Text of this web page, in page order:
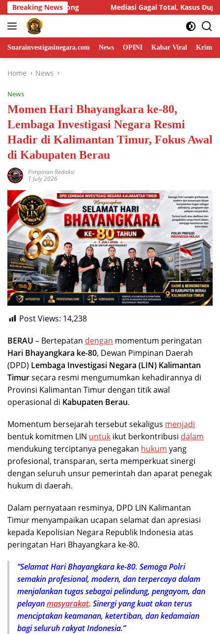
Skip
to
content
Breaking News
Gagal Total, Kasus Dugaan Penggelapan Honda HR-V Rp130
Suarainvestigasinegara.com News OPINI Kabar Viral
Home News
News
Momen Hari Bhayangkara ke-80,
Lembaga Investigasi Negara Resmi
Hadir di Kalimantan Timur, Fokus Awal
di Kabupaten Berau
Pimpinan Redaksi
1 July 2026
Post Views: 14,238
BERAU – Bertepatan dengan momentum peringatan
Hari Bhayangkara ke-80, Dewan Pimpinan Daerah
(DPD) Lembaga Investigasi Negara (LIN) Kalimantan
Timursecara resmi mengumumkan kehadirannya di
Provinsi Kalimantan Timur dengan titik awal
operasional di Kabupaten Berau.
Momentum bersejarah tersebut sekaligus menjadi
bentuk komitmen LIN untuk ikut berkontribusi dalam
mendukung terciptanya penegakan hukum yang
profesional, transparan, serta memperkuat sinergi
dengan seluruh unsur pemerintah dan aparat penegak
hukum di daerah.
Dalam pernyataan resminya, DPD LIN Kalimantan
Timur menyampaikan ucapan selamat dan apresiasi
kepada Kepolisian Negara Republik Indonesia atas
peringatan Hari Bhayangkara ke-80.
“Selamat Hari Bhayangkara ke-80. Semoga Polri
semakin profesional, modern, dan terpercaya dalam
menjalankan tugas sebagai pelindung, pengayom, dan
pelayanmasyarakat. Sinergi yang kuat akan terus
menciptakan keamanan, ketertiban, dan kedamaian
bagi seluruh rakyat Indonesia.”